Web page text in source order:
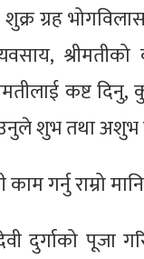
शुक्र ग्रह
कष्ट दिनु,
शुभ तथा अशुभ
गर्नु राम्रो
दुर्गाको पूजा